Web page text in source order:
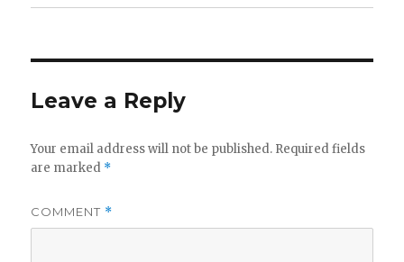
Leave a Reply
Your email address will not be published. Required fields
are marked *
COMMENT *